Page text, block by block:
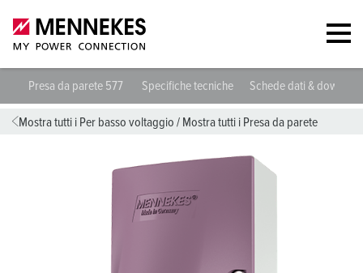
Presa da parete 577 Specifiche tecniche Schede dati &
Mostra tutti i Per basso voltaggio / Mostra tutti i Presa da parete